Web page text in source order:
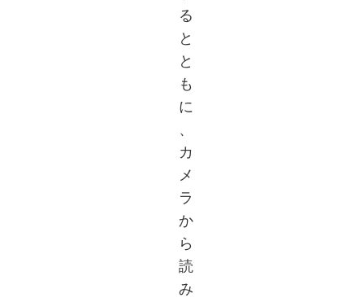
る
と
と
も
に
、
カ
メ
ラ
か
ら
読
み